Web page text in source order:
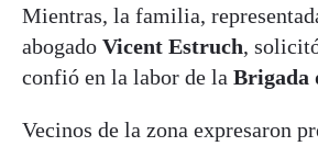
Mientras, la familia,
abogado Vicent Estruch,
confió en la labor de la Brigada
Vecinos de la zona expresaron